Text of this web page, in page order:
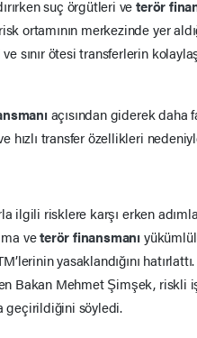
suç örgütleri veterör
ortamının merkezinde yer
sınır ötesi transferlerin
açısından giderek daha
hızlı transfer özellikleri
ilgili risklere karşı erken
veterör finansmanı
yasaklandığını
Bakan Mehmet Şimşek, riskli
geçirildiğini söyledi.